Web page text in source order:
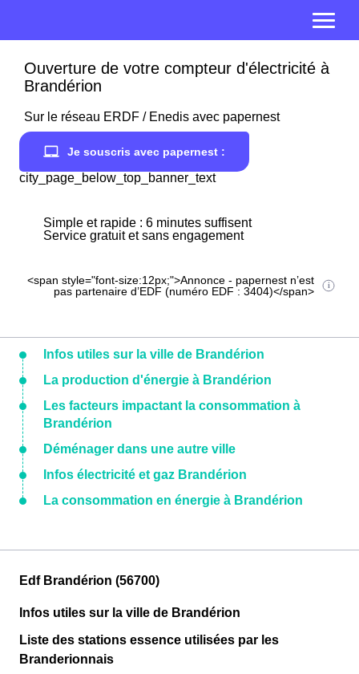
Ouverture de votre compteur d'électricité à
Brandérion
Sur le réseau ERDF / Enedis avec papernest
Je souscris avec papernest :
city_page_below_top_banner_text
Simple et rapide : 6 minutes suffisent
Service gratuit et sans engagement
<span style="font-size:12px;">Annonce - papernest n’est
pas partenaire d’EDF (numéro EDF : 3404)</span>
Infos utiles sur la ville de Brandérion
La production d'énergie à Brandérion
Les facteurs impactant la consommation à
Brandérion
Déménager dans une autre ville
Infos électricité et gaz Brandérion
La consommation en énergie à Brandérion
Edf Brandérion (56700)
Infos utiles sur la ville de Brandérion
Liste des stations essence utilisées par les
Branderionnais